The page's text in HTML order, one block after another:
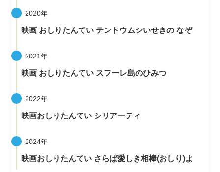
2020年
映画 おしりたんてい テントウムシいせきの なぞ
2021年
映画 おしりたんてい スフーレ島のひみつ
2022年
映画おしりたんてい シリアーティ
2024年
映画おしりたんてい さらば愛しき相棒(おしり)よ